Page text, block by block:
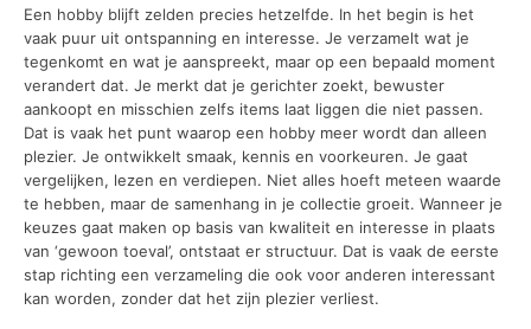
Een hobby blijft zelden precies hetzelfde. In het begin is het
vaak puur uit ontspanning en interesse. Je verzamelt wat je
tegenkomt en wat je aanspreekt, maar op een bepaald moment
verandert dat. Je merkt dat je gerichter zoekt, bewuster
aankoopt en misschien zelfs items laat liggen die niet passen.
Dat is vaak het punt waarop een hobby meer wordt dan alleen
plezier. Je ontwikkelt smaak, kennis en voorkeuren. Je gaat
vergelijken, lezen en verdiepen. Niet alles hoeft meteen waarde
te hebben, maar de samenhang in je collectie groeit. Wanneer je
keuzes gaat maken op basis van kwaliteit en interesse in plaats
van ‘gewoon toeval’, ontstaat er structuur. Dat is vaak de eerste
stap richting een verzameling die ook voor anderen interessant
kan worden, zonder dat het zijn plezier verliest.